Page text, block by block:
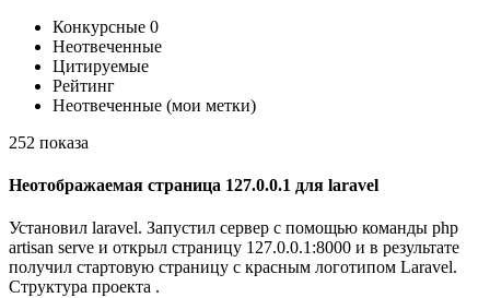
Конкурсные 0
Неотвеченные
Цитируемые
Рейтинг
Неотвеченные (мои метки)
252 показа
Неотображаемая страница 127.0.0.1 для laravel
Установил laravel. Запустил сервер с помощью команды php
artisan serve и открыл страницу 127.0.0.1:8000 и в результате
получил стартовую страницу с красным логотипом Laravel.
Структура проекта .